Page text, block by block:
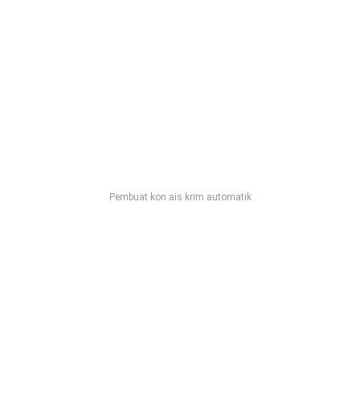
Pembuat kon ais krim automatik